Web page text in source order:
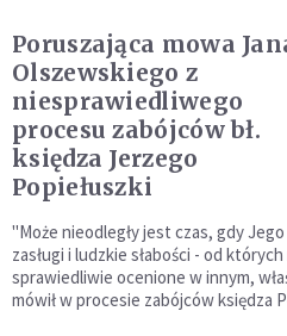
Poruszająca mowa
Olszewskiego z
niesprawiedliwego
procesu zabójców bł.
księdza Jerzego
Popiełuszki
"Może nieodległy jest czas, gdy
zasługi i ludzkie słabości - od
sprawiedliwie ocenione w innym,
mówił w procesie zabójców księdza